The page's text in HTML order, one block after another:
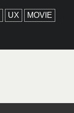
UX
MOVIE